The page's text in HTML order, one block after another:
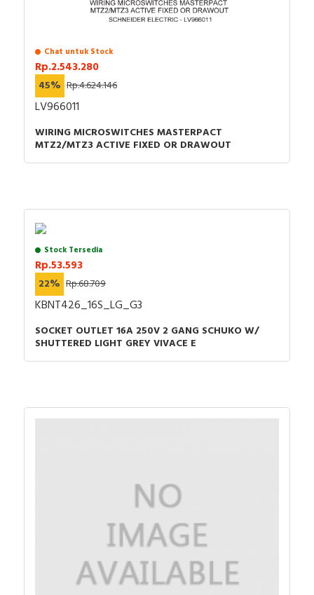
Chat untuk Stock
Rp.2.543.280
45% Rp.4.624.146
LV966011
WIRING MICROSWITCHES MASTERPACT
MTZ2/MTZ3 ACTIVE FIXED OR DRAWOUT
Stock Tersedia
Rp.53.593
22% Rp.68.709
KBNT426_16S_LG_G3
SOCKET OUTLET 16A 250V 2 GANG SCHUKO W/
SHUTTERED LIGHT GREY VIVACE E